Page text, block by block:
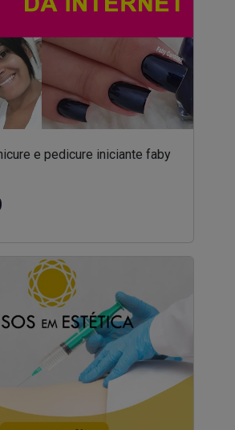
e pedicure iniciante faby